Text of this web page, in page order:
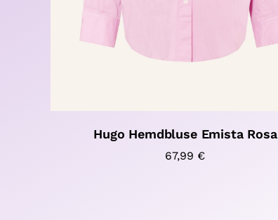
Hugo Hemdbluse Emista Rosa
67,99 €